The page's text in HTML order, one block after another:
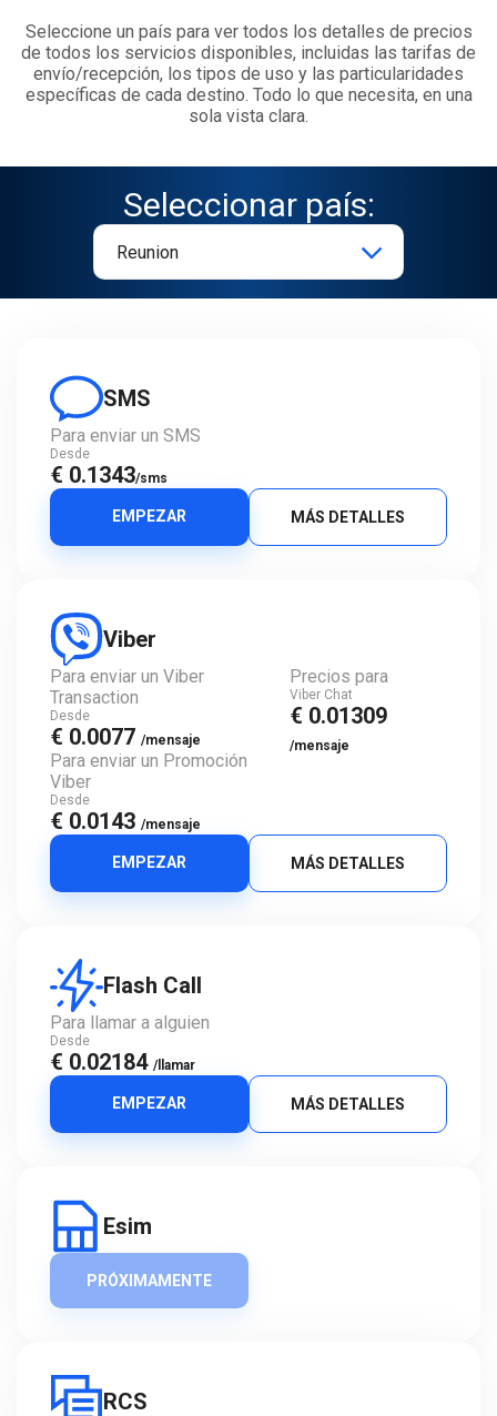
Seleccione un país para ver todos los detalles de precios
de todos los servicios disponibles, incluidas las tarifas de
envío/recepción, los tipos de uso y las particularidades
específicas de cada destino. Todo lo que necesita, en una
sola vista clara.
Seleccionar país:
SMS
Para enviar un SMS
Desde
€ 0.1343/sms
EMPEZAR MÁS DETALLES
Viber
Para enviar un Viber
Transaction
Desde
€ 0.0077 /mensaje
Para enviar un Promoción
Viber
Desde
€ 0.0143 /mensaje
Precios para
Viber Chat
€ 0.01309
/mensaje
EMPEZAR MÁS DETALLES
Flash Call
Para llamar a alguien
Desde
€ 0.02184 /llamar
EMPEZAR MÁS DETALLES
Esim
PRÓXIMAMENTE
RCS